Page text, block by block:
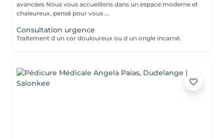
avancées Nous vous accueillons dans un espace moderne et
chaleureux, pensé pour vous ...
Consultation urgence
Traitement d un cor douloureux ou d un ongle incarné.